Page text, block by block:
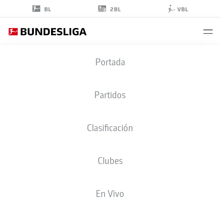
BL 2BL VBL
Portada
Partidos
Clasificación
Clubes
En Vivo